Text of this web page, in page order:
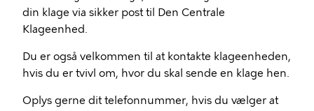
din klage via sikker post til Den Centrale
Klageenhed.
Du er også velkommen til at kontakte klageenheden,
hvis du er tvivl om, hvor du skal sende en klage hen.
Oplys gerne dit telefonnummer, hvis du vælger at